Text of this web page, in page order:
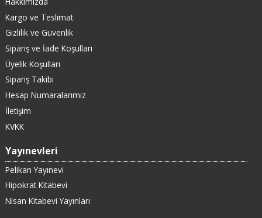
Kargo ve Teslimat
Gizlilik ve Güvenlik
Sipariş ve İade Koşulları
Üyelik Koşulları
Sipariş Takibi
Hesap Numaralarımız
İletişim
KVKK
Yayınevleri
Pelikan Yayınevi
Hipokrat Kitabevi
Nisan Kitabevi Yayınları